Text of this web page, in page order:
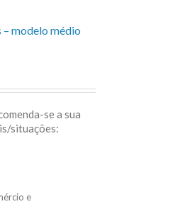
modelo médio
se a sua
situações:
e